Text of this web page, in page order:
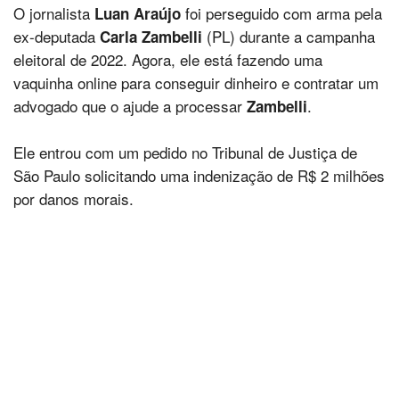
O jornalista Luan Araújo foi perseguido com arma pela
ex-deputada Carla Zambelli (PL) durante a campanha
eleitoral de 2022. Agora, ele está fazendo uma
vaquinha online para conseguir dinheiro e contratar um
advogado que o ajude a processar Zambelli.
Ele entrou com um pedido no Tribunal de Justiça de
São Paulo solicitando uma indenização de R$ 2 milhões
por danos morais.